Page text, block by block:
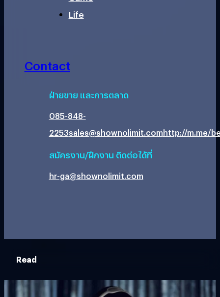
Life
Contact
ฝ่ายขาย และการตลาด
085-848-
2253sales@shownolimit.comhttp://m.me/
สมัครงาน/ฝึกงาน ติดต่อได้ที่
hr-ga@shownolimit.com
Read